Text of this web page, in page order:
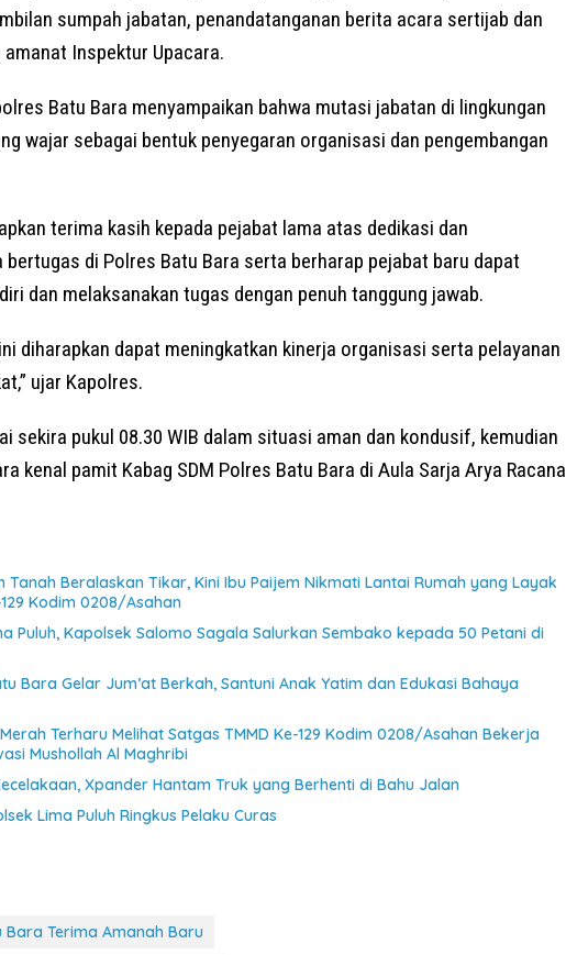
sumpah jabatan, penandatanganan berita acara sertijab dan
Inspektur Upacara.
Batu Bara menyampaikan bahwa mutasi jabatan di lingkungan
wajar sebagai bentuk penyegaran organisasi dan pengembangan
terima kasih kepada pejabat lama atas dedikasi dan
bertugas di Polres Batu Bara serta berharap pejabat baru dapat
dan melaksanakan tugas dengan penuh tanggung jawab.
diharapkan dapat meningkatkan kinerja organisasi serta pelayanan
ujar Kapolres.
sekira pukul 08.30 WIB dalam situasi aman dan kondusif, kemudian
kenal pamit Kabag SDM Polres Batu Bara di Aula Sarja Arya Racana
Tanah Beralaskan Tikar, Kini Ibu Paijem Nikmati Lantai Rumah yang Layak
Kodim 0208/Asahan
Puluh, Kapolsek Salomo Sagala Salurkan Sembako kepada 50 Petani di
Bara Gelar Jum’at Berkah, Santuni Anak Yatim dan Edukasi Bahaya
Terharu Melihat Satgas TMMD Ke-129 Kodim 0208/Asahan Bekerja
Mushollah Al Maghribi
Xpander Hantam Truk yang Berhenti di Bahu Jalan
Lima Puluh Ringkus Pelaku Curas
Bara Terima Amanah Baru